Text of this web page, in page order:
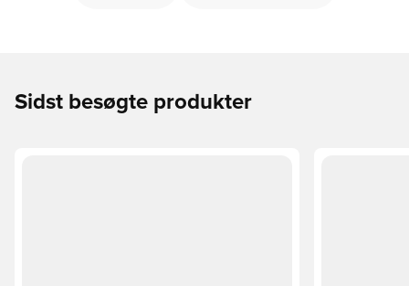
Sidst besøgte produkter